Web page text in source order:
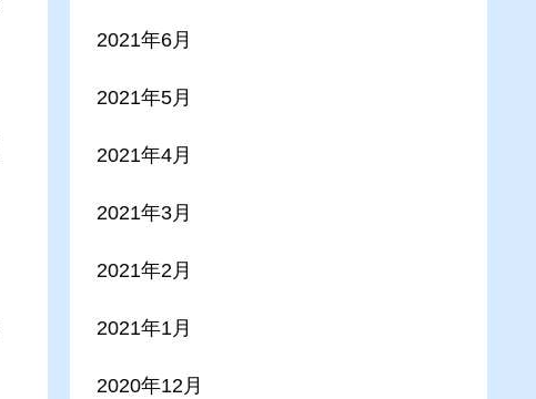
2021年6月
2021年5月
2021年4月
2021年3月
2021年2月
2021年1月
2020年12月